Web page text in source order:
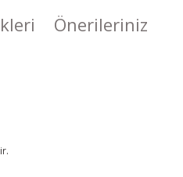
Önerileriniz